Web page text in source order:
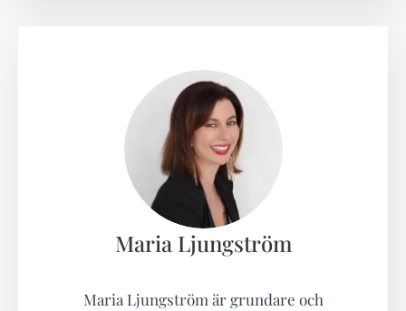
Maria Ljungström
Maria Ljungström är grundare och